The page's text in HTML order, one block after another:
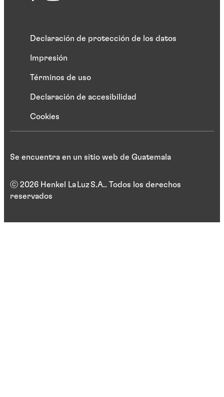
Declaración de protección de los datos
Impresión
Términos de uso
Declaración de accesibilidad
Cookies
ⓒ 2026 Henkel La Luz S.A.. Todos los derechos
reservados
Se encuentra en un sitio web de Guatemala